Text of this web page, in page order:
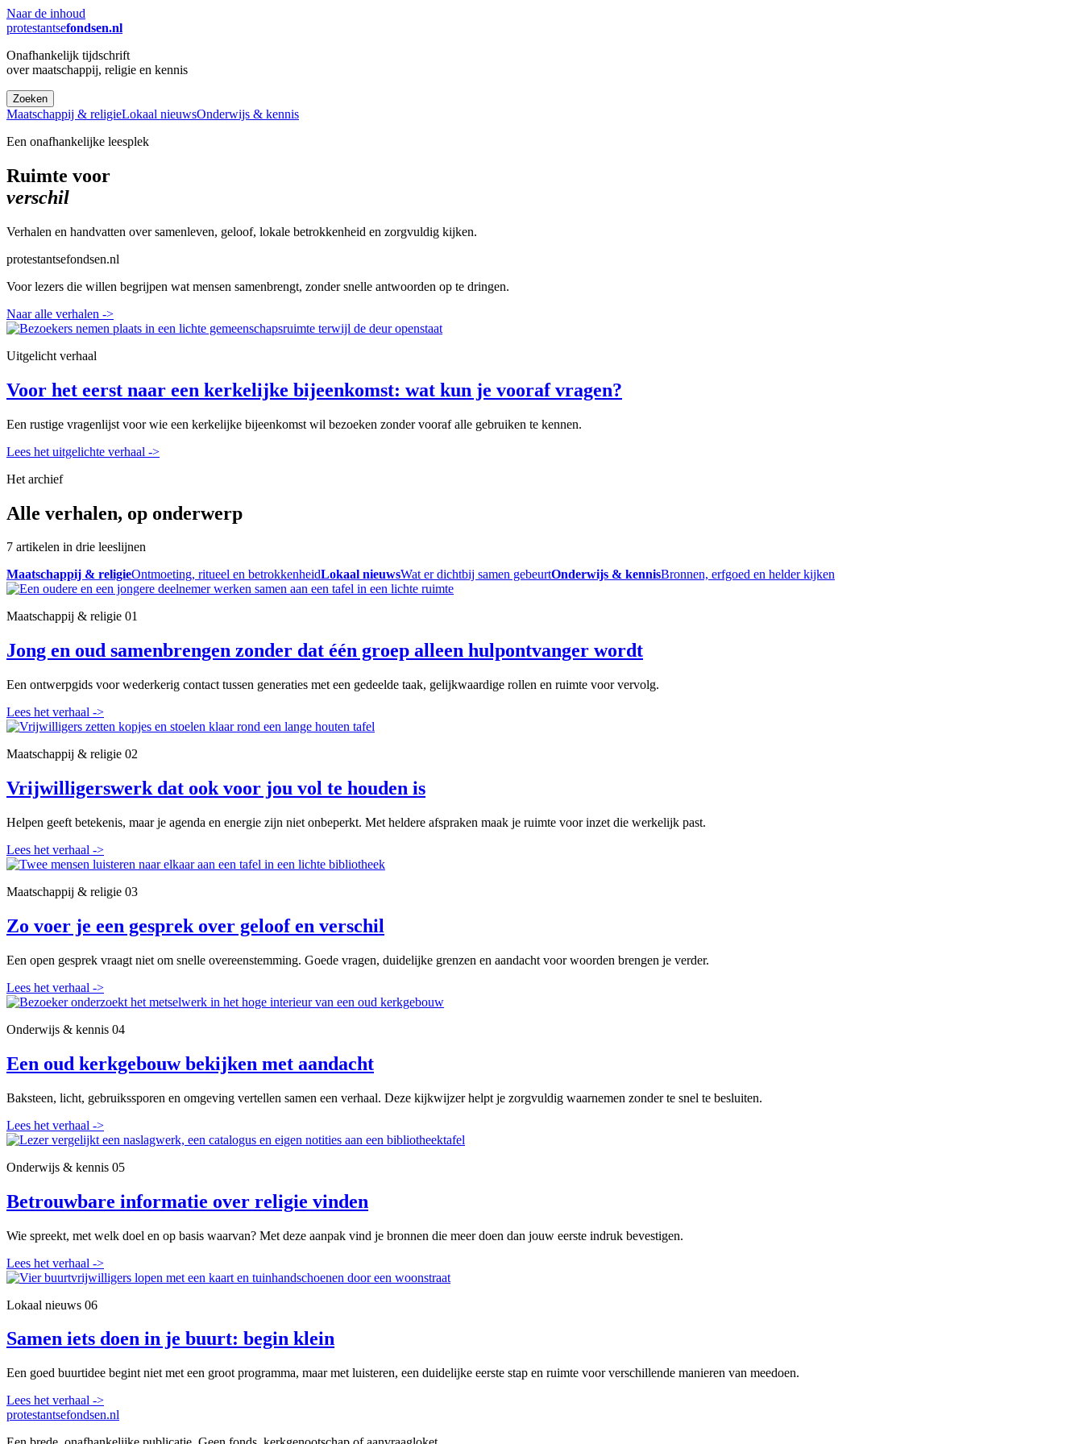
Naar de inhoud
protestantsefondsen.nl
Onafhankelijk tijdschrift
over maatschappij, religie en kennis
Zoeken
Maatschappij & religieLokaal nieuwsOnderwijs & kennis
Een onafhankelijke leesplek
Ruimte voor
verschil
Verhalen en handvatten over samenleven, geloof, lokale betrokkenheid en zorgvuldig kijken.
protestantsefondsen.nl
Voor lezers die willen begrijpen wat mensen samenbrengt, zonder snelle antwoorden op te dringen.
Naar alle verhalen ->
Uitgelicht verhaal
Voor het eerst naar een kerkelijke bijeenkomst: wat kun je vooraf vragen?
Een rustige vragenlijst voor wie een kerkelijke bijeenkomst wil bezoeken zonder vooraf alle gebruiken te kennen.
Lees het uitgelichte verhaal ->
Het archief
Alle verhalen, op onderwerp
7 artikelen in drie leeslijnen
Maatschappij & religieOntmoeting, ritueel en betrokkenheidLokaal nieuwsWat er dichtbij samen gebeurtOnderwijs & kennisBronnen, erfgoed en helder kijken
Maatschappij & religie 01
Jong en oud samenbrengen zonder dat één groep alleen hulpontvanger wordt
Een ontwerpgids voor wederkerig contact tussen generaties met een gedeelde taak, gelijkwaardige rollen en ruimte voor vervolg.
Lees het verhaal ->
Maatschappij & religie 02
Vrijwilligerswerk dat ook voor jou vol te houden is
Helpen geeft betekenis, maar je agenda en energie zijn niet onbeperkt. Met heldere afspraken maak je ruimte voor inzet die werkelijk past.
Lees het verhaal ->
Maatschappij & religie 03
Zo voer je een gesprek over geloof en verschil
Een open gesprek vraagt niet om snelle overeenstemming. Goede vragen, duidelijke grenzen en aandacht voor woorden brengen je verder.
Lees het verhaal ->
Onderwijs & kennis 04
Een oud kerkgebouw bekijken met aandacht
Baksteen, licht, gebruikssporen en omgeving vertellen samen een verhaal. Deze kijkwijzer helpt je zorgvuldig waarnemen zonder te snel te besluiten.
Lees het verhaal ->
Onderwijs & kennis 05
Betrouwbare informatie over religie vinden
Wie spreekt, met welk doel en op basis waarvan? Met deze aanpak vind je bronnen die meer doen dan jouw eerste indruk bevestigen.
Lees het verhaal ->
Lokaal nieuws 06
Samen iets doen in je buurt: begin klein
Een goed buurtidee begint niet met een groot programma, maar met luisteren, een duidelijke eerste stap en ruimte voor verschillende manieren van meedoen.
Lees het verhaal ->
protestantsefondsen.nl